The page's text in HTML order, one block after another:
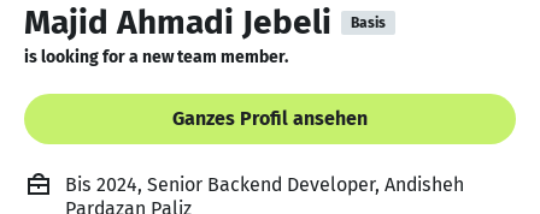
Majid Ahmadi Jebeli Basis
is looking for a new team member.
Ganzes Profil ansehen
Bis 2024, Senior Backend Developer, Andisheh
Pardazan Paliz